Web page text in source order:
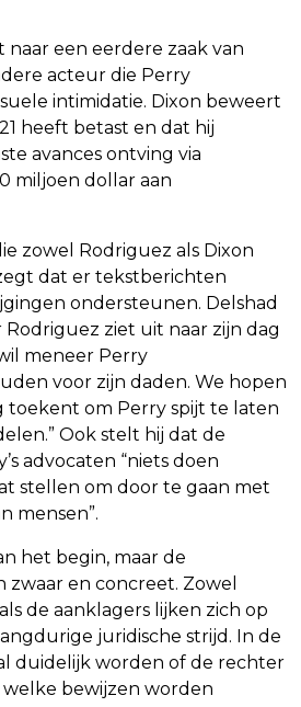
naar een eerdere zaak van
acteur die Perry
intimidatie. Dixon beweert
heeft betast en dat hij
avances ontving via
miljoen dollar aan
zowel Rodriguez als Dixon
dat er tekstberichten
ondersteunen. Delshad
Rodriguez ziet uit naar zijn dag
meneer Perry
voor zijn daden. We hopen
toekent om Perry spijt te laten
Ook stelt hij dat de
advocaten “niets doen
stellen om door te gaan met
mensen”.
het begin, maar de
en concreet. Zowel
de aanklagers lijken zich op
juridische strijd. In de
duidelijk worden of de rechter
bewijzen worden